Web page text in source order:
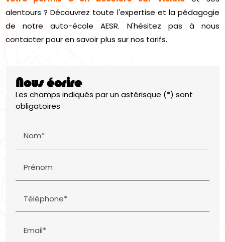
alentours ? Découvrez toute l'expertise et la pédagogie
de notre auto-école AESR. N'hésitez pas à nous
contacter pour en savoir plus sur nos tarifs.
Nous écrire
Les champs indiqués par un astérisque (*) sont
obligatoires
Nom*
Prénom
Téléphone*
Email*